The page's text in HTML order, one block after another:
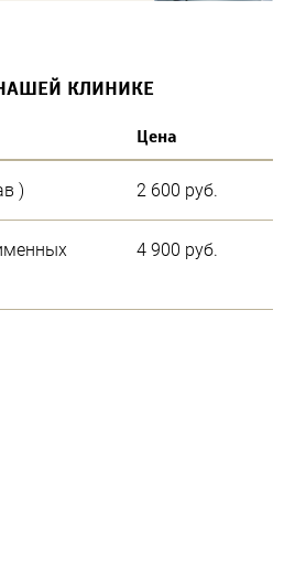
КЛИНИКЕ
Цена
) 2 600 руб.
4 900 руб.